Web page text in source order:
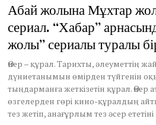
n
u
a
r
9
,
2
0
1
Абай жолына Мұхтар
сериал. “Хабар”
жолы” сериалы туралы
Өнер – құрал. Тарихты, әлеуметтің
дүниетанымын өмірден түйгенін
тыңдарманға жеткізетін құрал. Өнер
өзгелерден гөрі кино-құралдың
тез жетіп, анағұрлым тез әсер